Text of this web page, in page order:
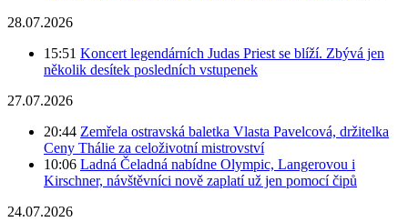
28.07.2026
15:51 Koncert legendárních Judas Priest se blíží. Zbývá jen
několik desítek posledních vstupenek
27.07.2026
20:44 Zemřela ostravská baletka Vlasta Pavelcová, držitelka
Ceny Thálie za celoživotní mistrovství
10:06 Ladná Čeladná nabídne Olympic, Langerovou i
Kirschner, návštěvníci nově zaplatí už jen pomocí čipů
24.07.2026